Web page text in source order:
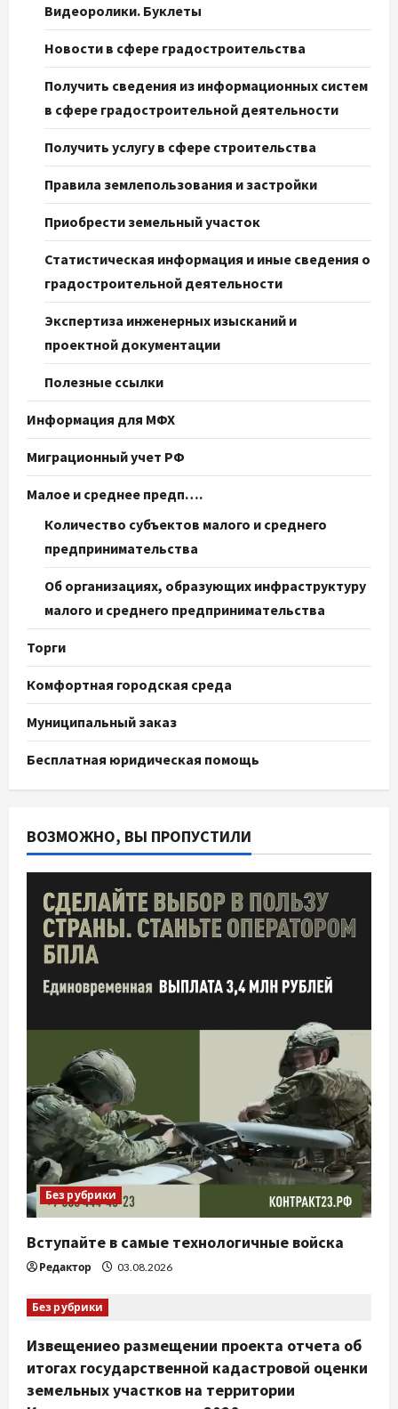
Видеоролики. Буклеты
Новости в сфере градостроительства
Получить сведения из информационных систем
в сфере градостроительной деятельности
Получить услугу в сфере строительства
Правила землепользования и застройки
Приобрести земельный участок
Статистическая информация и иные сведения о
градостроительной деятельности
Экспертиза инженерных изысканий и
проектной документации
Полезные ссылки
Информация для МФХ
Миграционный учет РФ
Малое и среднее предп….
Количество субъектов малого и среднего
предпринимательства
Об организациях, образующих инфраструктуру
малого и среднего предпринимательства
Торги
Комфортная городская среда
Муниципальный заказ
Бесплатная юридическая помощь
ВОЗМОЖНО, ВЫ ПРОПУСТИЛИ
Без рубрики
Вступайте в самые технологичные войска
Редактор 03.08.2026
Без рубрики
Извещениео размещении проекта отчета об
итогах государственной кадастровой оценки
земельных участков на территории